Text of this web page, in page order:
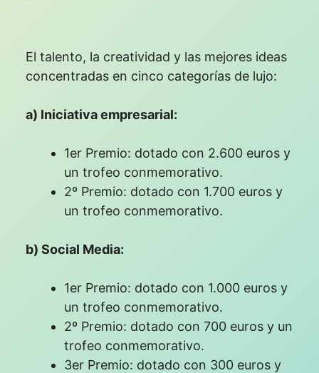
El talento, la creatividad y las mejores ideas
concentradas en cinco categorías de lujo:
a) Iniciativa empresarial:
1er Premio: dotado con 2.600 euros y
un trofeo conmemorativo.
2º Premio: dotado con 1.700 euros y
un trofeo conmemorativo.
b) Social Media:
1er Premio: dotado con 1.000 euros y
un trofeo conmemorativo.
2º Premio: dotado con 700 euros y un
trofeo conmemorativo.
3er Premio: dotado con 300 euros y